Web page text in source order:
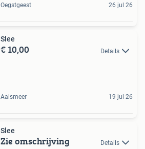
Oegstgeest 26 jul 26
Slee
€ 10,00 Details
Aalsmeer 19 jul 26
Slee
Zie omschrijving Details